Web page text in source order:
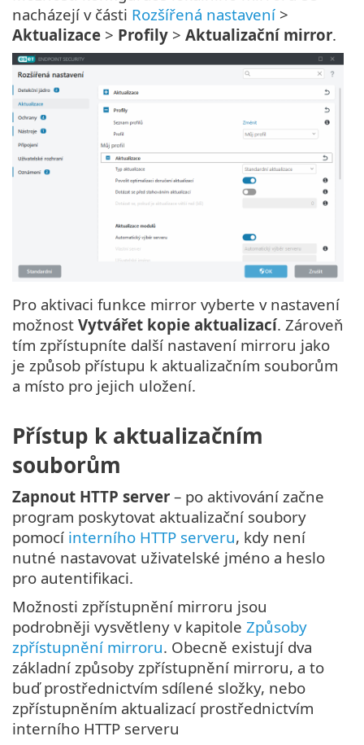
nacházejí v části Rozšířená nastavení >
Aktualizace > Profily > Aktualizační mirror.
Pro aktivaci funkce mirror vyberte v nastavení
možnost Vytvářet kopie aktualizací. Zároveň
tím zpřístupníte další nastavení mirroru jako
je způsob přístupu k aktualizačním souborům
a místo pro jejich uložení.
Přístup k aktualizačním
souborům
Zapnout HTTP server – po aktivování začne
program poskytovat aktualizační soubory
pomocí interního HTTP serveru, kdy není
nutné nastavovat uživatelské jméno a heslo
pro autentifikaci.
Možnosti zpřístupnění mirroru jsou
podrobněji vysvětleny v kapitole Způsoby
zpřístupnění mirroru. Obecně existují dva
základní způsoby zpřístupnění mirroru, a to
buď prostřednictvím sdílené složky, nebo
zpřístupněním aktualizací prostřednictvím
interního HTTP serveru